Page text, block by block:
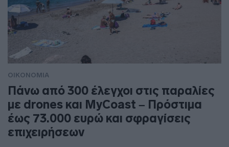
ΟΙΚΟΝΟΜΙΑ
Πάνω από 300 έλεγχοι στις παραλίες
με drones και MyCoast – Πρόστιμα
έως 73.000 ευρώ και σφραγίσεις
επιχειρήσεων